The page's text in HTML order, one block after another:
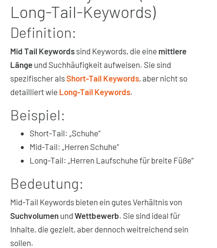
Long-Tail-Keywords)
Definition:
Mid Tail Keywords sind Keywords, die eine mittlere
Länge und Suchhäufigkeit aufweisen. Sie sind
spezifischer alsShort-Tail Keywords, aber nicht so
detailliert wie Long-Tail Keywords.
Beispiel:
Short-Tail: „Schuhe“
Mid-Tail: „Herren Schuhe“
Long-Tail: „Herren Laufschuhe für breite Füße“
Bedeutung:
Mid-Tail Keywords bieten ein gutes Verhältnis von
Suchvolumen undWettbewerb. Sie sind ideal für
Inhalte, die gezielt, aber dennoch weitreichend sein
sollen.